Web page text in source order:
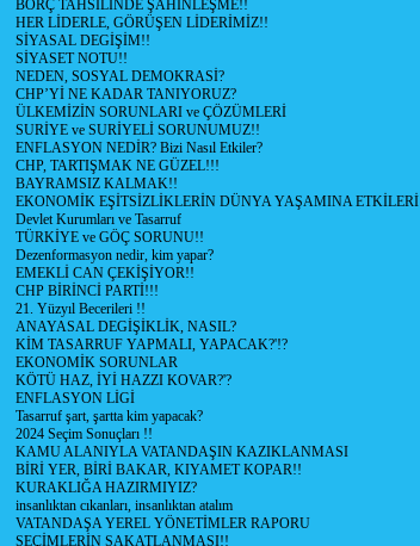
BORÇ TAHSİLİNDE ŞAHİNLEŞME!!
HER LİDERLE, GÖRÜŞEN LİDERİMİZ!!
SİYASAL DEGİŞİM!!
SİYASET NOTU!!
NEDEN, SOSYAL DEMOKRASİ?
CHP’Yİ NE KADAR TANIYORUZ?
ÜLKEMİZİN SORUNLARI ve ÇÖZÜMLERİ
SURİYE ve SURİYELİ SORUNUMUZ!!
ENFLASYON NEDİR? Bizi Nasıl Etkiler?
CHP, TARTIŞMAK NE GÜZEL!!!
BAYRAMSIZ KALMAK!!
EKONOMİK EŞİTSİZLİKLERİN DÜNYA YAŞAMINA ETKİLERİ
Devlet Kurumları ve Tasarruf
TÜRKİYE ve GÖÇ SORUNU!!
Dezenformasyon nedir, kim yapar?
EMEKLİ CAN ÇEKİŞİYOR!!
CHP BİRİNCİ PARTİ!!!
21. Yüzyıl Becerileri !!
ANAYASAL DEGİŞİKLİK, NASIL?
KİM TASARRUF YAPMALI, YAPACAK?'!?
EKONOMİK SORUNLAR
KÖTÜ HAZ, İYİ HAZZI KOVAR?'?
ENFLASYON LİGİ
Tasarruf şart, şartta kim yapacak?
2024 Seçim Sonuçları !!
KAMU ALANIYLA VATANDAŞIN KAZIKLANMASI
BİRİ YER, BİRİ BAKAR, KIYAMET KOPAR!!
KURAKLIĞA HAZIRMIYIZ?
insanlıktan cıkanları, insanlıktan atalım
VATANDAŞA YEREL YÖNETİMLER RAPORU
SEÇİMLERİN SAKATLANMASI!!